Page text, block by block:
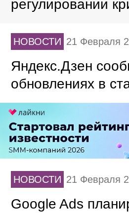
регулировании
НОВОСТИ 21 Февраля
Яндекс.Дзен
обновлениях в
НОВОСТИ 21 Февраля
Google Ads